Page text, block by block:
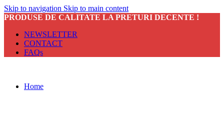
Skip to navigation Skip to main content
PRODUSE DE CALITATE LA PRETURI DECENTE !
NEWSLETTER
CONTACT
FAQs
Home